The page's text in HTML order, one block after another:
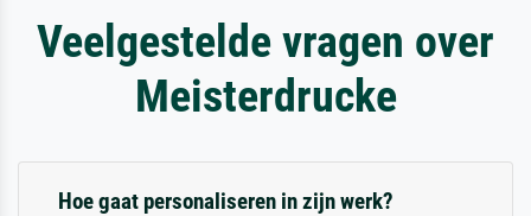
Veelgestelde vragen over
Meisterdrucke
Hoe gaat personaliseren in zijn werk?